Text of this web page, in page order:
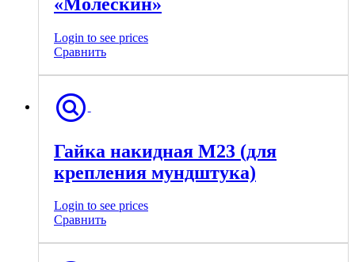
Login to see prices
Сравнить
Гайка накидная М23 (для
крепления мундштука)
Login to see prices
Сравнить